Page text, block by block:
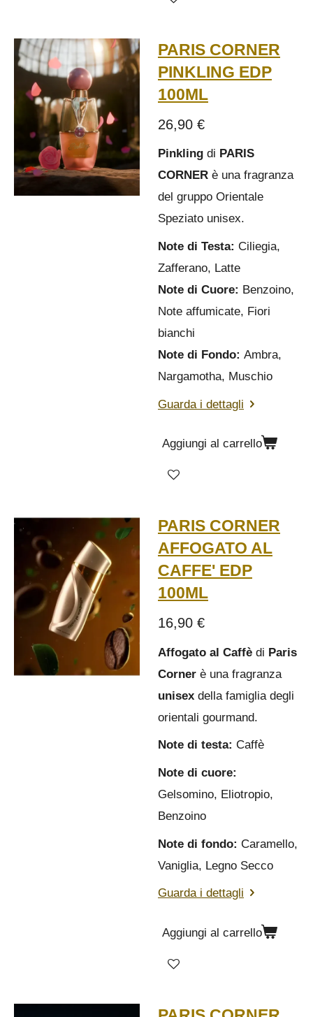
PARIS CORNER
PINKLING EDP
100ML
26,90 €
Pinkling di PARIS
CORNER è una fragranza
del gruppo Orientale
Speziato unisex.
Note di Testa: Ciliegia,
Zafferano, Latte
Note di Cuore: Benzoino,
Note affumicate, Fiori
bianchi
Note di Fondo: Ambra,
Nargamotha, Muschio
Guarda i dettagli
Aggiungi al carrello
PARIS CORNER
AFFOGATO AL
CAFFE' EDP
100ML
16,90 €
Affogato al Caffè di Paris
Corner è una fragranza
unisex della famiglia degli
orientali gourmand.
Note di testa: Caffè
Note di cuore:
Gelsomino, Eliotropio,
Benzoino
Note di fondo: Caramello,
Vaniglia, Legno Secco
Guarda i dettagli
Aggiungi al carrello